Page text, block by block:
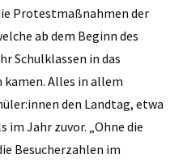
Protestmaßnahmen der
ab dem Beginn des
Schulklassen in das
Alles in allem
den Landtag, etwa
im Jahr zuvor. „Ohne die
Besucherzahlen im